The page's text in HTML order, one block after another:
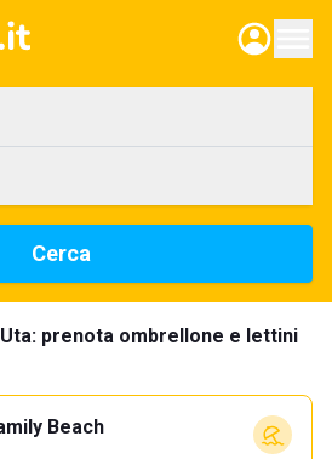
Cerca
prenota ombrellone e lettini
Beach